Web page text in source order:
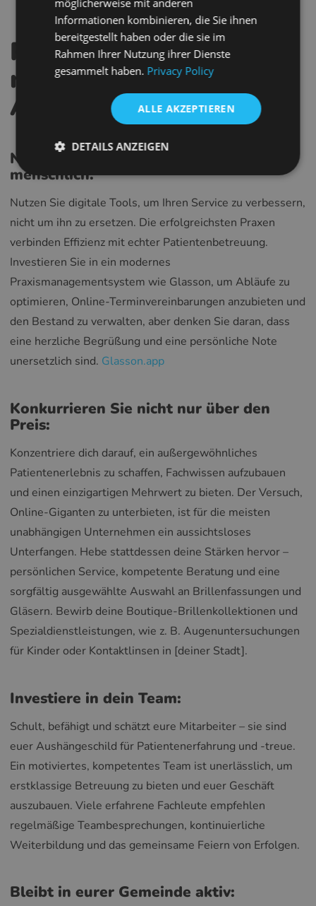
Praktische Tipps für
neue Optiker und
Augenärzte
Nutze Technologie, aber bleib
menschlich:
Nutzen Sie digitale Tools, um Ihren Service zu verbessern,
nicht um ihn zu ersetzen. Die erfolgreichsten Praxen
verbinden Effizienz mit echter Patientenbetreuung.
Investieren Sie in ein modernes
Praxismanagementsystem wie Glasson, um Abläufe zu
optimieren, Online-Terminvereinbarungen anzubieten und
den Bestand zu verwalten, aber denken Sie daran, dass
eine herzliche Begrüßung und eine persönliche Note
unersetzlich sind. Glasson.app
Konkurrieren Sie nicht nur über den
Preis:
Konzentriere dich darauf, ein außergewöhnliches
Patientenerlebnis zu schaffen, Fachwissen aufzubauen
und einen einzigartigen Mehrwert zu bieten. Der Versuch,
Online-Giganten zu unterbieten, ist für die meisten
unabhängigen Unternehmen ein aussichtsloses
Unterfangen. Hebe stattdessen deine Stärken hervor –
persönlichen Service, kompetente Beratung und eine
sorgfältig ausgewählte Auswahl an Brillenfassungen und
Gläsern. Bewirb deine Boutique-Brillenkollektionen und
Spezialdienstleistungen, wie z. B. Augenuntersuchungen
für Kinder oder Kontaktlinsen in [deiner Stadt].
Investiere in dein Team:
Schult, befähigt und schätzt eure Mitarbeiter – sie sind
euer Aushängeschild für Patientenerfahrung und -treue.
Ein motiviertes, kompetentes Team ist unerlässlich, um
erstklassige Betreuung zu bieten und euer Geschäft
auszubauen. Viele erfahrene Fachleute empfehlen
regelmäßige Teambesprechungen, kontinuierliche
Weiterbildung und das gemeinsame Feiern von Erfolgen.
Bleibt in eurer Gemeinde aktiv:
CROATIAN
ITALIAN
PORTUGUESE
ROMANIAN
SLOVENIAN
SWEDISH
RUSSIAN
möglicherweise mit anderen
Informationen kombinieren, die Sie ihnen
bereitgestellt haben oder die sie im
Rahmen Ihrer Nutzung ihrer Dienste
gesammelt haben. Privacy Policy
ALLE AKZEPTIEREN
DETAILS ANZEIGEN